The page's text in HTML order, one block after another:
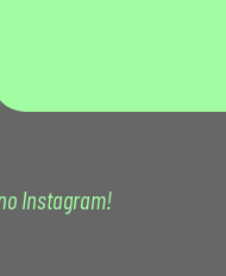
Instagram!